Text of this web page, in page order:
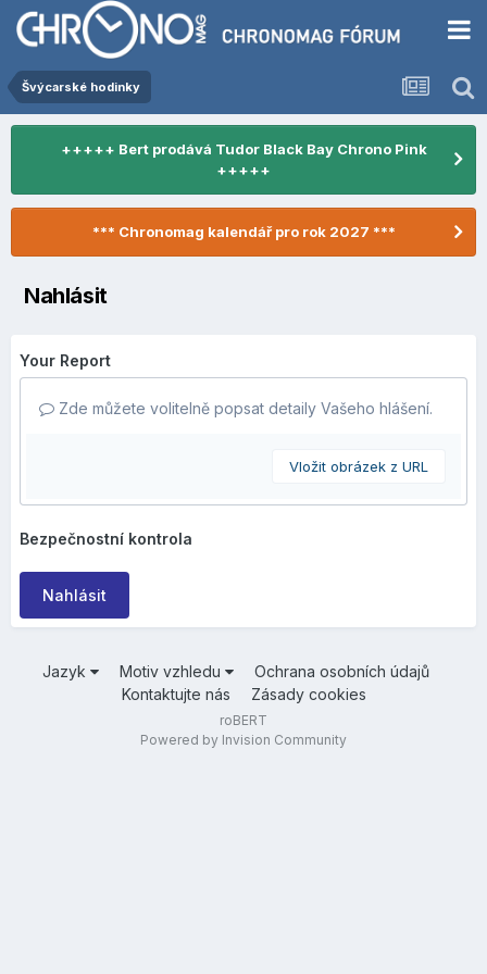
Švýcarské hodinky
+++++ Bert prodává Tudor Black Bay Chrono Pink
+++++
*** Chronomag kalendář pro rok 2027 ***
Nahlásit
Your Report
Zde můžete volitelně popsat detaily Vašeho hlášení.
Vložit obrázek z URL
Bezpečnostní kontrola
Nahlásit
Jazyk Motiv vzhledu
Ochrana osobních údajů
Kontaktujte nás
Zásady cookies
roBERT
Powered by Invision Community